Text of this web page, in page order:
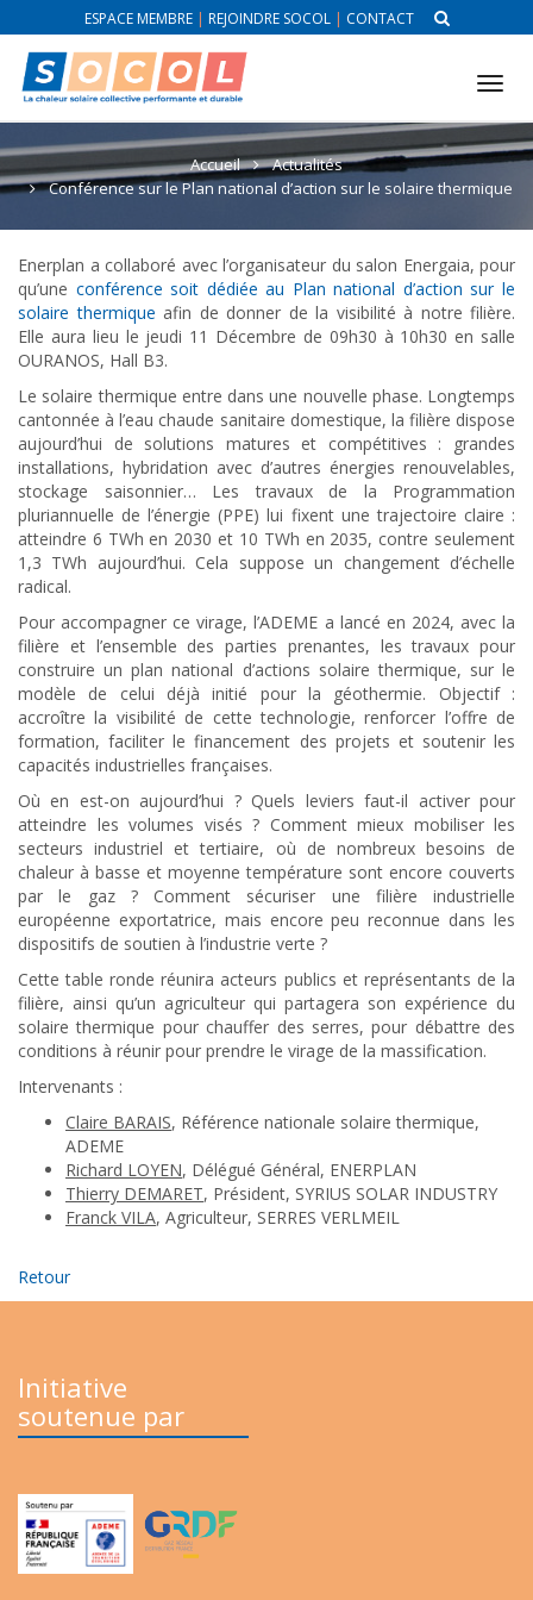
ESPACE MEMBRE| REJOINDRE SOCOL| CONTACT
Accueil
Actualités
Conférence sur le Plan national d’action sur le solaire thermique
Enerplan a collaboré avec l’organisateur du salon Energaia, pour
qu’une conférence soit dédiée au Plan national d’action sur le
solaire thermique afin de donner de la visibilité à notre filière.
Elle aura lieu le jeudi 11 Décembre de 09h30 à 10h30 en salle
OURANOS, Hall B3.
Le solaire thermique entre dans une nouvelle phase. Longtemps
cantonnée à l’eau chaude sanitaire domestique, la filière dispose
aujourd’hui de solutions matures et compétitives : grandes
installations, hybridation avec d’autres énergies renouvelables,
stockage saisonnier… Les travaux de la Programmation
pluriannuelle de l’énergie (PPE) lui fixent une trajectoire claire :
atteindre 6 TWh en 2030 et 10 TWh en 2035, contre seulement
1,3 TWh aujourd’hui. Cela suppose un changement d’échelle
radical.
Pour accompagner ce virage, l’ADEME a lancé en 2024, avec la
filière et l’ensemble des parties prenantes, les travaux pour
construire un plan national d’actions solaire thermique, sur le
modèle de celui déjà initié pour la géothermie. Objectif :
accroître la visibilité de cette technologie, renforcer l’offre de
formation, faciliter le financement des projets et soutenir les
capacités industrielles françaises.
Où en est-on aujourd’hui ? Quels leviers faut-il activer pour
atteindre les volumes visés ? Comment mieux mobiliser les
secteurs industriel et tertiaire, où de nombreux besoins de
chaleur à basse et moyenne température sont encore couverts
par le gaz ? Comment sécuriser une filière industrielle
européenne exportatrice, mais encore peu reconnue dans les
dispositifs de soutien à l’industrie verte ?
Cette table ronde réunira acteurs publics et représentants de la
filière, ainsi qu’un agriculteur qui partagera son expérience du
solaire thermique pour chauffer des serres, pour débattre des
conditions à réunir pour prendre le virage de la massification.
Intervenants :
Claire BARAIS, Référence nationale solaire thermique,
ADEME
Richard LOYEN, Délégué Général, ENERPLAN
Thierry DEMARET, Président, SYRIUS SOLAR INDUSTRY
Franck VILA, Agriculteur, SERRES VERLMEIL
Retour
Initiative
soutenue par